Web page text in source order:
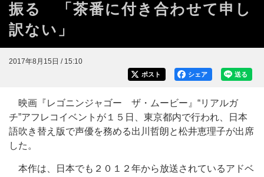
振る 「茶番に付き合わせて申し
訳ない」
2017年8月15日 / 15:10
送る
シェア
ポスト
映画『レゴニンジャゴー ザ・ムービー』“リアルガ
チ”アフレコイベントが１５日、東京都内で行われ、日本
語吹き替え版で声優を務める出川哲朗と松井恵理子が出席
した。
本作は、日本でも２０１２年から放送されているアドベ